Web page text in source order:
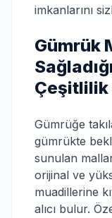
imkanlarını
Gümrük
Çeşitlilik
Gümrüğe
gümrükte
sunulan
orijinal ve
muadillerine
alıcı bulur.